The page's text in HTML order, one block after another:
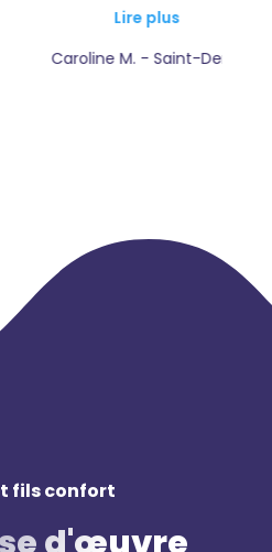
M. - Saint-Denis
fils confort